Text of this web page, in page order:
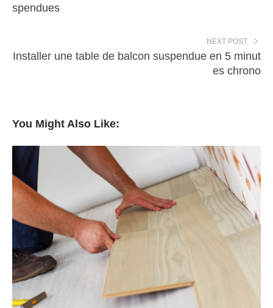
spendues
NEXT POST
Installer une table de balcon suspendue en 5 minut
es chrono
You Might Also Like: